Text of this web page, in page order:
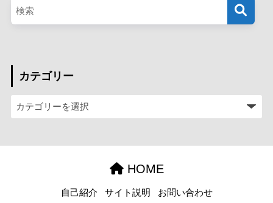
カテゴリー
HOME
自己紹介 サイト説明 お問い合わせ